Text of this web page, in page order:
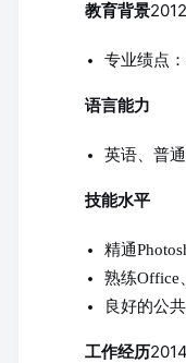
教育背景
专业绩点
语言能力
英语、普
技能水平
精通
熟练Office
良好的公
工作经历